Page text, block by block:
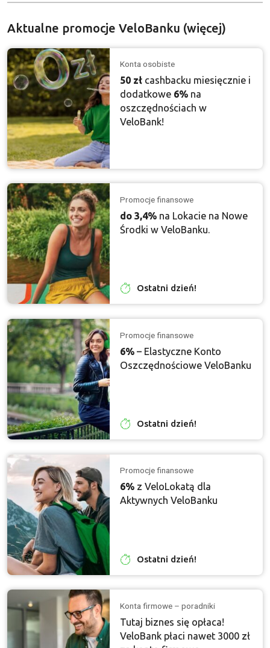
Aktualne promocje VeloBanku (więcej)
Konta osobiste
50 zł cashbacku miesięcznie i
dodatkowe 6% na
oszczędnościach w
VeloBank!
Promocje finansowe
do 3,4% na Lokacie na Nowe
Środki w VeloBanku.
Ostatni dzień!
Promocje finansowe
6% – Elastyczne Konto
Oszczędnościowe VeloBanku
Ostatni dzień!
Promocje finansowe
6% z VeloLokatą dla
Aktywnych VeloBanku
Ostatni dzień!
Konta firmowe – poradniki
Tutaj biznes się opłaca!
VeloBank płaci nawet 3000 zł